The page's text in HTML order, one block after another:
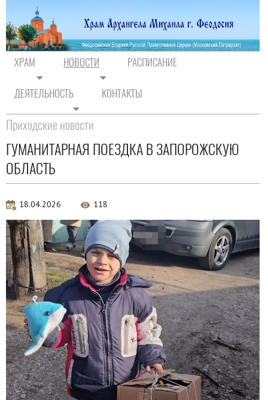
ХРАМ НОВОСТИ РАСПИСАНИЕ
ДЕЯТЕЛЬНОСТЬ КОНТАКТЫ
Приходские новости
ГУМАНИТАРНАЯ ПОЕЗДКА В ЗАПОРОЖСКУЮ
ОБЛАСТЬ
18.04.2026 118